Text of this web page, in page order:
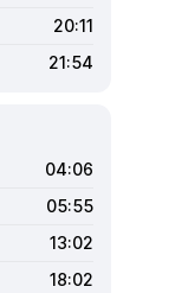
20:11
21:54
04:06
05:55
13:02
18:02